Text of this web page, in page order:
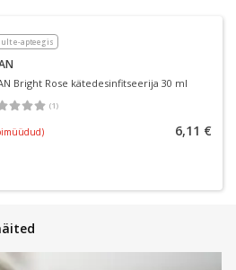
e-apteegis
Bright Rose kätedesinfitseerija 30 ml
(1)
hinnang 5.00
6,11 €